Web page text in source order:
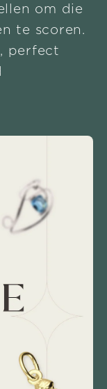
om die
te scoren.
perfect